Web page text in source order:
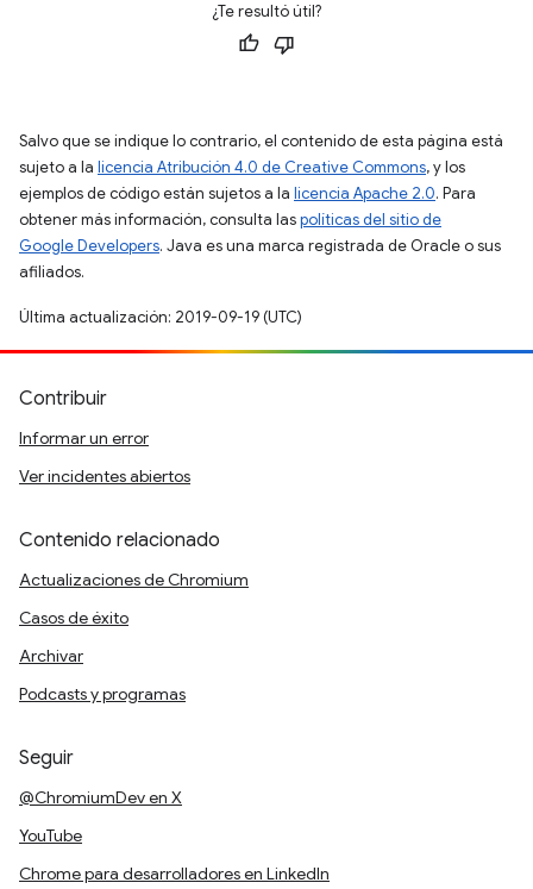
¿Te resultó útil?
Salvo que se indique lo contrario, el contenido de esta página está
sujeto a la licencia Atribución 4.0 de Creative Commons, y los
ejemplos de código están sujetos a la licencia Apache 2.0. Para
obtener más información, consulta laspolíticas del sitio de
Google Developers. Java es una marca registrada de Oracle o sus
afiliados.
Última actualización: 2019-09-19 (UTC)
Contribuir
Informar un error
Ver incidentes abiertos
Contenido relacionado
Actualizaciones de Chromium
Casos de éxito
Archivar
Podcasts y programas
Seguir
@ChromiumDev en X
YouTube
Chrome para desarrolladores en LinkedIn